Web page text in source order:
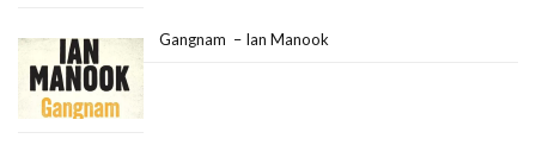
Gangnam – Ian Manook